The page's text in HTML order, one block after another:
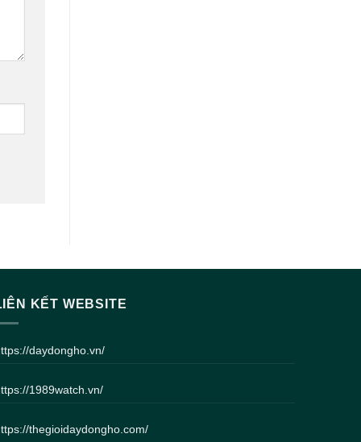
KẾT WEBSITE
daydongho.vn/
1989watch.vn/
thegioidaydongho.com/